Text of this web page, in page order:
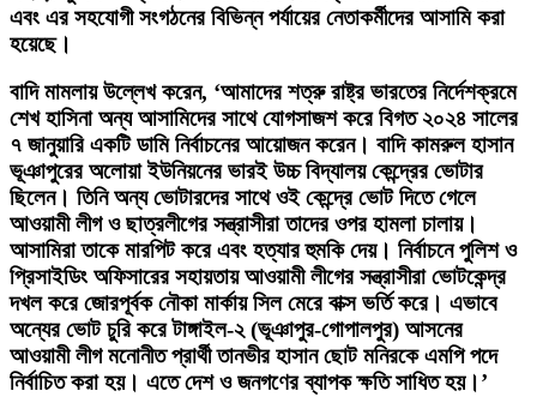
এবং এর সহযোগী সংগঠনের বিভিন্ন পর্যায়ের নেতাকর্মীদের আসামি করা
হয়েছে।
বাদি মামলায় উল্লেখ করেন, ‘আমাদের শত্রু রাষ্ট্র ভারতের নির্দেশক্রমে
শেখ হাসিনা অন্য আসামিদের সাথে যোগসাজশ করে বিগত ২০২৪ সালের
৭ জানুয়ারি একটি ডামি নির্বাচনের আয়োজন করেন। বাদি কামরুল হাসান
ভূঞাপুরের অলোয়া ইউনিয়নের ভারই উচ্চ বিদ্যালয় কেন্দ্রের ভোটার
ছিলেন। তিনি অন্য ভোটারদের সাথে ওই কেন্দ্রে ভোট দিতে গেলে
আওয়ামী লীগ ও ছাত্রলীগের সন্ত্রাসীরা তাদের ওপর হামলা চালায়।
আসামিরা তাকে মারপিট করে এবং হত্যার হুমকি দেয়। নির্বাচনে পুলিশ ও
প্রিসাইডিং অফিসারের সহায়তায় আওয়ামী লীগের সন্ত্রাসীরা ভোটকেন্দ্র
দখল করে জোরপূর্বক নৌকা মার্কায় সিল মেরে বাক্স ভর্তি করে। এভাবে
অন্যের ভোট চুরি করে টাঙ্গাইল-২ (ভূঞাপুর-গোপালপুর) আসনের
আওয়ামী লীগ মনোনীত প্রার্থী তানভীর হাসান ছোট মনিরকে এমপি পদে
নির্বাচিত করা হয়। এতে দেশ ও জনগণের ব্যাপক ক্ষতি সাধিত হয়।’